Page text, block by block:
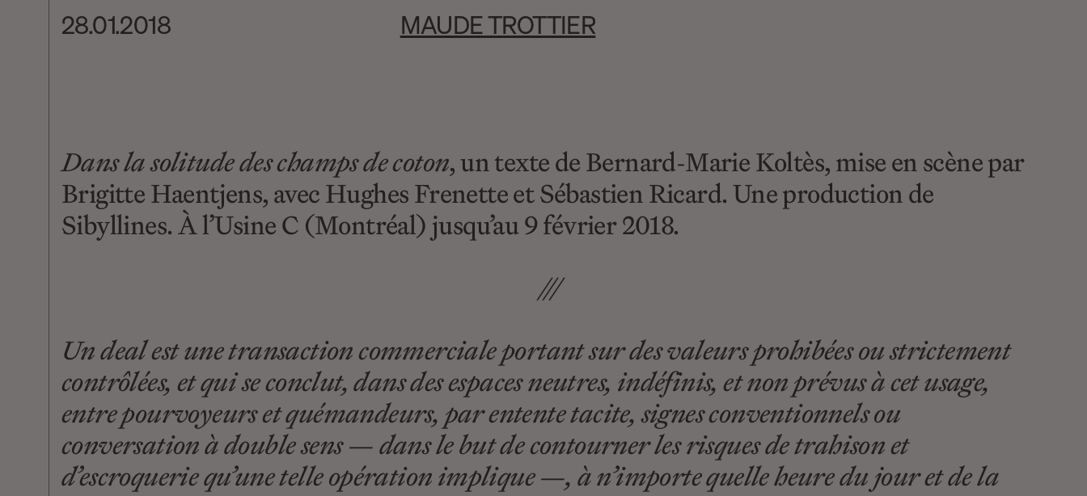
28.01.2018 MAUDE TROTTIER
Dans la solitude des champs de coton, un texte de Bernard-Marie Koltès, mise en scène par
Brigitte Haentjens, avec Hughes Frenette et Sébastien Ricard. Une production de
Sibyllines. À l’Usine C (Montréal) jusqu’au 9 février 2018.
///
Un deal est une transaction commerciale portant sur des valeurs prohibées ou strictement
contrôlées, et qui se conclut, dans des espaces neutres, indéfinis, et non prévus à cet usage,
entre pourvoyeurs et quémandeurs, par entente tacite, signes conventionnels ou
conversation à double sens — dans le but de contourner les risques de trahison et
d’escroquerie qu’une telle opération implique —, à n’importe quelle heure du jour et de la